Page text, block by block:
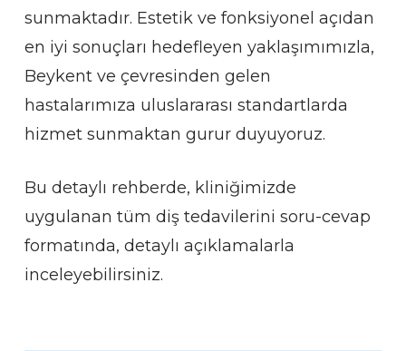
sunmaktadır. Estetik ve fonksiyonel açıdan
en iyi sonuçları hedefleyen yaklaşımımızla,
Beykent ve çevresinden gelen
hastalarımıza uluslararası standartlarda
hizmet sunmaktan gurur duyuyoruz.
Bu detaylı rehberde, kliniğimizde
uygulanan tüm diş tedavilerini soru-cevap
formatında, detaylı açıklamalarla
inceleyebilirsiniz.